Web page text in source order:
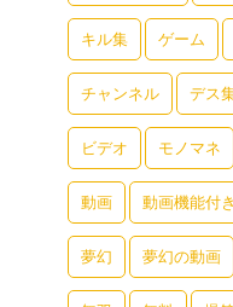
キル集 ゲーム
チャンネル デス
ビデオ モノマネ
動画 動画機能付
夢幻 夢幻の動画